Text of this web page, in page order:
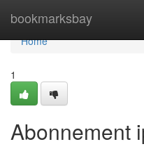
bookmarksbay
Home
Home
1
Abonnement